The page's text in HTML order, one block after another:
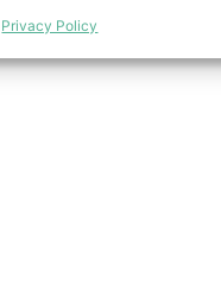
Privacy Policy